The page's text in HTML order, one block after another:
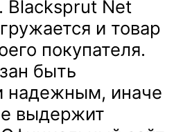
Blacksprut Net
и товар
покупателя.
быть
надежным, иначе
выдержит